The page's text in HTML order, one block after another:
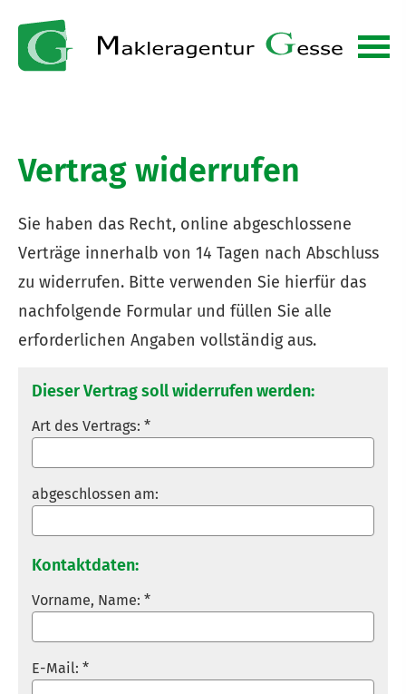
Vertrag widerrufen
Sie haben das Recht, online abgeschlossene
Verträge innerhalb von 14 Tagen nach Abschluss
zu widerrufen. Bitte verwenden Sie hierfür das
nachfolgende Formular und füllen Sie alle
erforderlichen Angaben vollständig aus.
Dieser Vertrag soll widerrufen werden:
Art des Vertrags: *
abgeschlossen am:
Kontaktdaten:
Vorname, Name: *
E-Mail: *